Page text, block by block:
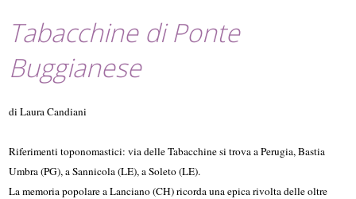
Tabacchine di Ponte
Buggianese
di Laura Candiani
Riferimenti toponomastici: via delle Tabacchine si trova a Perugia, Bastia
Umbra (PG), a Sannicola (LE), a Soleto (LE).
La memoria popolare a Lanciano (CH) ricorda una epica rivolta delle oltre